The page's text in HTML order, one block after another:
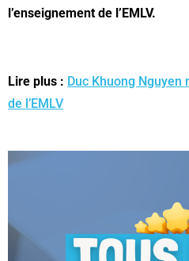
l’enseignement de l’EMLV.
Lire plus : Duc Khuong
de l’EMLV